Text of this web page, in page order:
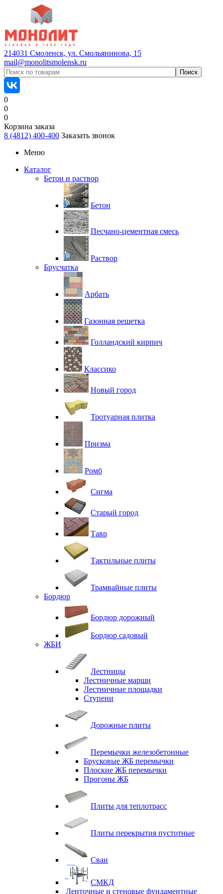
214031 Смоленск, ул. Смольянинова, 15
mail@monolitsmolensk.ru
0
0
0
Корзина заказа
8 (4812) 400-400 Заказать звонок
Меню
Каталог
Бетон и раствор
Бетон
Песчано-цементная смесь
Раствор
Брусчатка
Арбать
Газонная решетка
Голландский кирпич
Классико
Новый город
Тротуарная плитка
Призма
Ромб
Сигма
Старый город
Тавр
Тактильные плиты
Трамвайные плиты
Бордюр
Бордюр дорожный
Бордюр садовый
ЖБИ
Лестницы
Лестничные марши
Лестничные площадки
Ступени
Дорожные плиты
Перемычки железобетонные
Брусковые ЖБ перемычки
Плоские ЖБ перемычки
Прогоны ЖБ
Плиты для теплотрасс
Плиты перекрытия пустотные
Сваи
СМКД
Ленточные и стеновые фундаментные